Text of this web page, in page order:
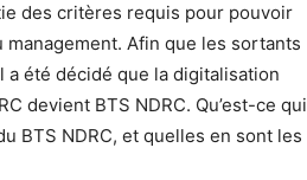
des critères requis pour pouvoir
Afin que les sortants
été décidé que la digitalisation
devient BTS NDRC. Qu’est-ce qui
BTS NDRC, et quelles en sont les